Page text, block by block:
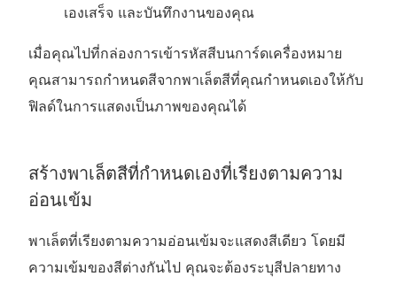
เองเสร็จ และบันทึกงานของคุณ
เมื่อคุณไปที่กล่องการเข้ารหัสสีบนการ์ดเครื่องหมาย
คุณสามารถกําหนดสีจากพาเล็ตสีที่คุณกําหนดเองให้กับ
ฟิลด์ในการแสดงเป็นภาพของคุณได้
สร้างพาเล็ตสีที่กำหนดเองที่เรียงตามความ
อ่อนเข้ม
พาเล็ตที่เรียงตามความอ่อนเข้มจะแสดงสีเดียว โดยมี
ความเข้มของสีต่างกันไป คุณจะต้องระบุสีปลายทาง